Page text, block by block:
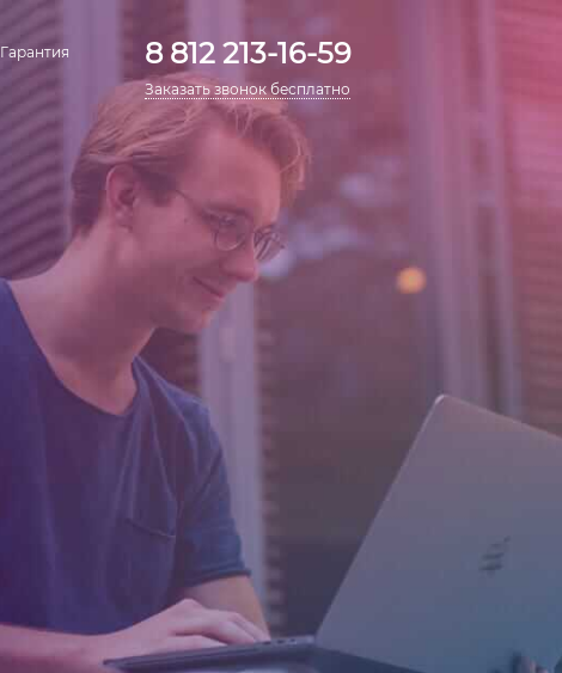
Гарантия 8 812 213-16-59
Заказать звонок бесплатно